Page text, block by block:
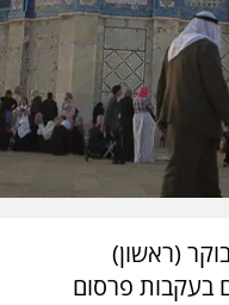
(ראשון)
בעקבות פרסום